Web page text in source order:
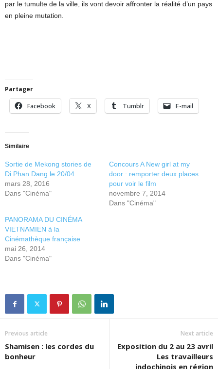
par le tumulte de la ville, ils vont devoir affronter la réalité d’un pays
en pleine mutation.
Partager
Facebook X Tumblr E-mail
Similaire
Sortie de Mekong stories de
Di Phan Dang le 20/04
mars 28, 2016
Dans "Cinéma"
Concours A New girl at my
door : remporter deux places
pour voir le film
novembre 7, 2014
Dans "Cinéma"
PANORAMA DU CINÉMA
VIETNAMIEN à la
Cinémathèque française
mai 26, 2014
Dans "Cinéma"
Previous article
Shamisen : les cordes du
bonheur
Next article
Exposition du 2 au 23 avril
Les travailleurs
indochinois en région